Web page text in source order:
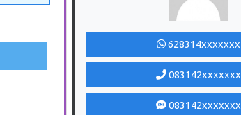
628314xxxxxxx
083142xxxxxxx
083142xxxxxxx